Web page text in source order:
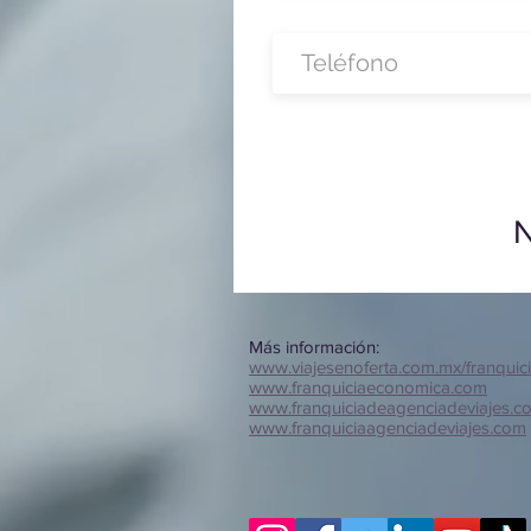
Más información:
www.viajesenoferta.com.mx/
www.franquiciaeconomica.com
www.franquiciaagenciadeviajes.com